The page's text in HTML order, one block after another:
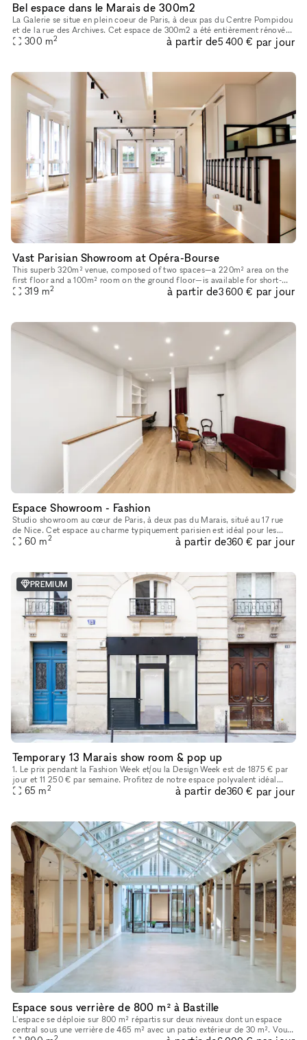
Bel espace dans le Marais de 300m2
La Galerie se situe en plein coeur de Paris, à deux pas du Centre Pompidou
et de la rue des Archives. Cet espace de 300m2 a été entièrement rénové
en 2022 afin d’acceuillir un nouvel espace d’exposit
300 m2 à partir de5 400 € par jour
Vast Parisian Showroom at Opéra-Bourse
This superb 320m² venue, composed of two spaces—a 220m² area on the
first floor and a 100m² room on the ground floor—is available for short-
term rental to host your Showrooms, Pop-Up Stores, Temporar
319 m2 à partir de3 600 € par jour
Espace Showroom - Fashion
Studio showroom au cœur de Paris, à deux pas du Marais, situé au 17 rue
de Nice. Cet espace au charme typiquement parisien est idéal pour les
showrooms, présentations de collections, pop-ups et événe
60 m2 à partir de360 € par jour
PREMIUM
Temporary 13 Marais show room & pop up
1. Le prix pendant la Fashion Week et/ou la Design Week est de 1875 € par
jour et 11 250 € par semaine. Profitez de notre espace polyvalent idéal
pour les showrooms de mode, les produits de luxe, les
65 m2 à partir de360 € par jour
Espace sous verrière de 800 m² à Bastille
L'espace se déploie sur 800 m² répartis sur deux niveaux dont un espace
central sous une verrière de 465 m² avec un patio extérieur de 30 m². Vous
2